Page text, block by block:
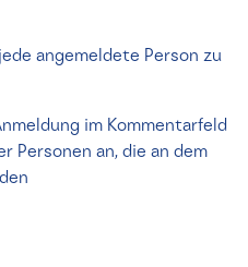
angemeldete Person zu
im Kommentarfeld
Personen an, die an dem